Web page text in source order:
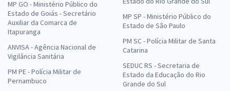
MP GO - Ministério Público do
Estado de Goiás - Secretário
Auxiliar da Comarca de
Itapuranga
ANVISA - Agência Nacional de
Vigilância Sanitária
PM PE - Polícia Militar de
Pernambuco
MP SP - Ministério Público do
Estado de São Paulo
PM SC - Polícia Militar de Santa
Catarina
SEDUC RS - Secretaria de
Estado da Educação do Rio
Grande do Sul